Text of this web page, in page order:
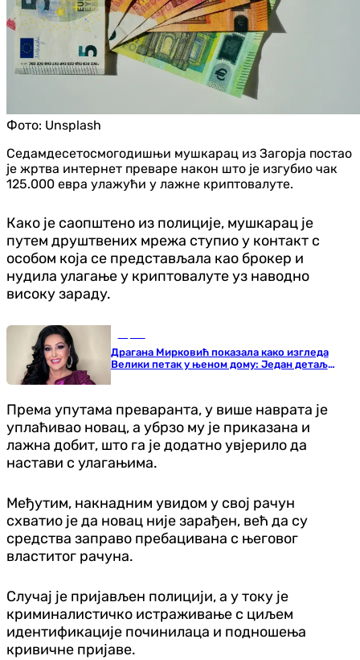
Фото: Unsplash
Седамдесетосмогодишњи мушкарац из Загорја постао
је жртва интернет преваре након што је изгубио чак
125.000 евра улажући у лажне криптовалуте.
Како је саопштено из полиције, мушкарац је
путем друштвених мрежа ступио у контакт с
особом која се представљала као брокер и
нудила улагање у криптовалуте уз наводно
високу зараду.
Драгана Мирковић показала како изгледа
Велики петак у њеном дому: Један детаљ
Према упутама преваранта, у више наврата је
уплаћивао новац, а убрзо му је приказана и
лажна добит, што га је додатно увјерило да
настави с улагањима.
Међутим, накнадним увидом у свој рачун
схватио је да новац није зарађен, већ да су
средства заправо пребацивана с његовог
властитог рачуна.
Случај је пријављен полицији, а у току је
криминалистичко истраживање с циљем
идентификације починилаца и подношења
кривичне пријаве.